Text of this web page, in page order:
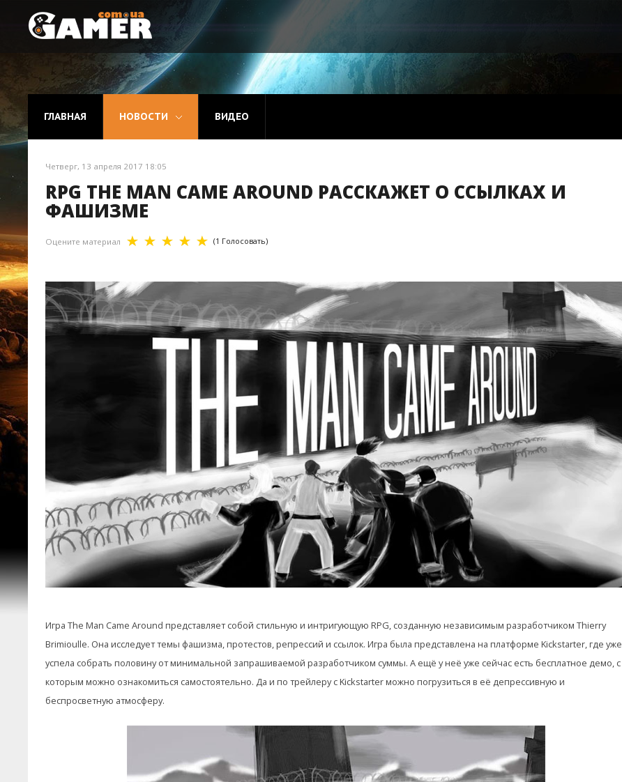
Главная
Новости
Видео
ГЛАВНАЯ НОВОСТИ ВИДЕО
Четверг, 13 апреля 2017 18:05
RPG THE MAN CAME AROUND РАССКАЖЕТ О ССЫЛКАХ И
ФАШИЗМЕ
Оцените материал (1 Голосовать)
Игра The Man Came Around представляет собой стильную и интригующую RPG, созданную независимым разработчиком Thierry
Brimioulle. Она исследует темы фашизма, протестов, репрессий и ссылок. Игра была представлена на платформе Kickstarter, где уже
успела собрать половину от минимальной запрашиваемой разработчиком суммы. А ещё у неё уже сейчас есть бесплатное демо, с
которым можно ознакомиться самостоятельно. Да и по трейлеру с Kickstarter можно погрузиться в её депрессивную и
беспросветную атмосферу.